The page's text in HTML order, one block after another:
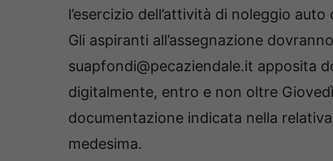
l’esercizio dell’attività di noleggio
Gli aspiranti all’assegnazione
suapfondi@pecaziendale.it apposita
digitalmente, entro e non oltre
documentazione indicata nella
medesima.